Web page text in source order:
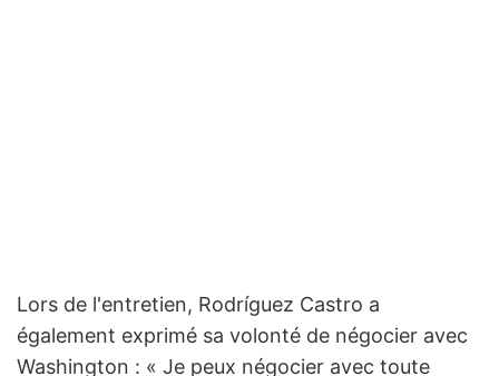
Lors de l'entretien, Rodríguez Castro a
également exprimé sa volonté de négocier avec
Washington : « Je peux négocier avec toute